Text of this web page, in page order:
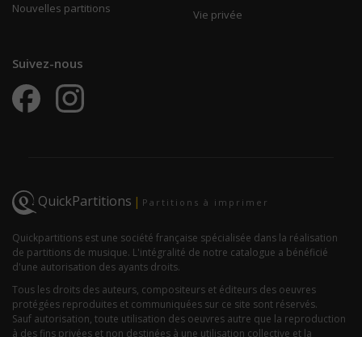
Nouvelles partitions
Vie privée
Suivez-nous
QuickPartitions | Partitions à imprimer
Quickpartitions est une société française spécialisée dans la réalisation
de partitions de musique. L'intégralité de notre catalogue a bénéficié
d'une autorisation des ayants droits.
Tous les droits des auteurs, compositeurs et éditeurs des oeuvres
protégées reproduites et communiquées sur ce site sont réservés.
Sauf autorisation, toute utilisation des oeuvres autre que la reproduction
à des fins privées et non destinées à une utilisation collective et la